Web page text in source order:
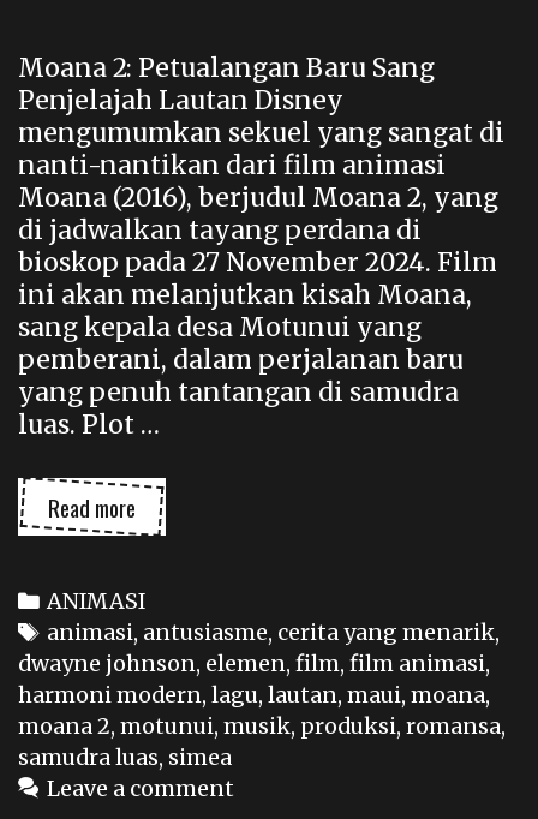
Moana 2: Petualangan Baru Sang
Penjelajah Lautan Disney
mengumumkan sekuel yang sangat di
nanti-nantikan dari film animasi
Moana (2016), berjudul Moana 2, yang
di jadwalkan tayang perdana di
bioskop pada 27 November 2024. Film
ini akan melanjutkan kisah Moana,
sang kepala desa Motunui yang
pemberani, dalam perjalanan baru
yang penuh tantangan di samudra
luas. Plot …
Read more FILM
ANIMASI
2
Categories
ANIMASI
Tags
animasi, antusiasme, cerita yang menarik,
dwayne johnson, elemen, film, film animasi,
harmoni modern, lagu, lautan, maui, moana,
moana 2, motunui, musik, produksi, romansa,
samudra luas, simea
Leave a comment